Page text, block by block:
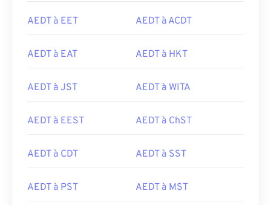
AEDT à EET AEDT à ACDT
AEDT à EAT AEDT à HKT
AEDT à JST AEDT à WITA
AEDT à EEST AEDT à ChST
AEDT à CDT AEDT à SST
AEDT à PST AEDT à MST